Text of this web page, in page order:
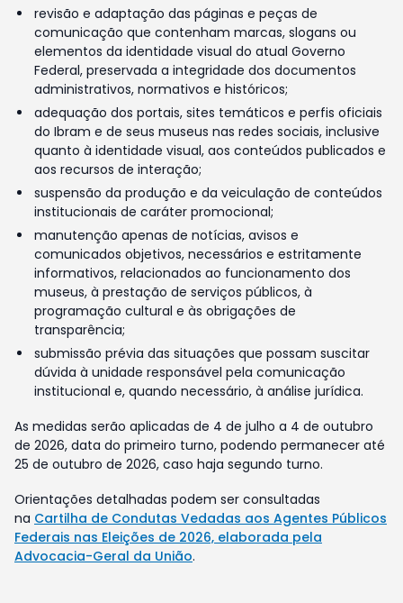
revisão e adaptação das páginas e peças de
comunicação que contenham marcas, slogans ou
elementos da identidade visual do atual Governo
Federal, preservada a integridade dos documentos
administrativos, normativos e históricos;
adequação dos portais, sites temáticos e perfis oficiais
do Ibram e de seus museus nas redes sociais, inclusive
quanto à identidade visual, aos conteúdos publicados e
aos recursos de interação;
suspensão da produção e da veiculação de conteúdos
institucionais de caráter promocional;
manutenção apenas de notícias, avisos e
comunicados objetivos, necessários e estritamente
informativos, relacionados ao funcionamento dos
museus, à prestação de serviços públicos, à
programação cultural e às obrigações de
transparência;
submissão prévia das situações que possam suscitar
dúvida à unidade responsável pela comunicação
institucional e, quando necessário, à análise jurídica.
As medidas serão aplicadas de 4 de julho a 4 de outubro
de 2026, data do primeiro turno, podendo permanecer até
25 de outubro de 2026, caso haja segundo turno.
Orientações detalhadas podem ser consultadas
na Cartilha de Condutas Vedadas aos Agentes Públicos
Federais nas Eleições de 2026, elaborada pela
Advocacia-Geral da União.